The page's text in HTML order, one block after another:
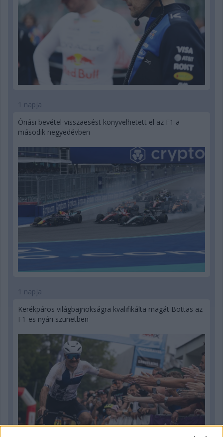
1 napja
Óriási bevétel-visszaesést könyvelhetett el az F1 a
második negyedévben
1 napja
Kerékpáros világbajnokságra kvalifikálta magát Bottas az
F1-es nyári szünetben